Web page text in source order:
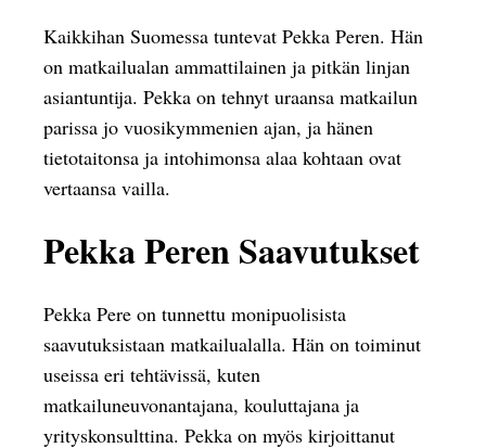
Kaikkihan Suomessa tuntevat Pekka Peren. Hän
on matkailualan ammattilainen ja pitkän linjan
asiantuntija. Pekka on tehnyt uraansa matkailun
parissa jo vuosikymmenien ajan, ja hänen
tietotaitonsa ja intohimonsa alaa kohtaan ovat
vertaansa vailla.
Pekka Peren Saavutukset
Pekka Pere on tunnettu monipuolisista
saavutuksistaan matkailualalla. Hän on toiminut
useissa eri tehtävissä, kuten
matkailuneuvonantajana, kouluttajana ja
yrityskonsulttina. Pekka on myös kirjoittanut